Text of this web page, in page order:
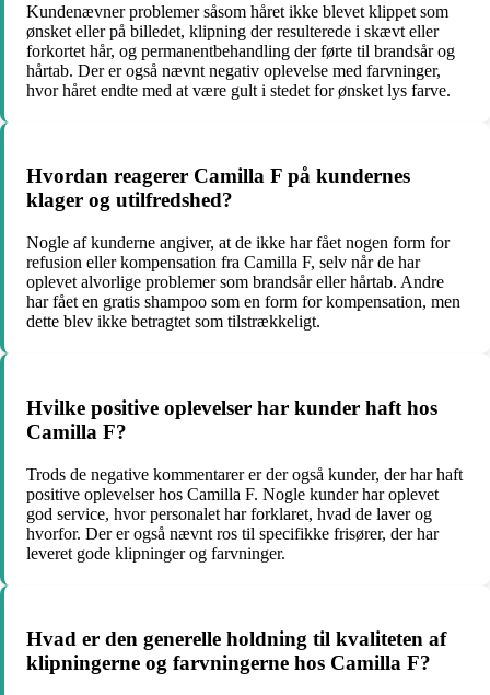
Kundenævner problemer såsom håret ikke blevet klippet som
ønsket eller på billedet, klipning der resulterede i skævt eller
forkortet hår, og permanentbehandling der førte til brandsår og
hårtab. Der er også nævnt negativ oplevelse med farvninger,
hvor håret endte med at være gult i stedet for ønsket lys farve.
Hvordan reagerer Camilla F på kundernes
klager og utilfredshed?
Nogle af kunderne angiver, at de ikke har fået nogen form for
refusion eller kompensation fra Camilla F, selv når de har
oplevet alvorlige problemer som brandsår eller hårtab. Andre
har fået en gratis shampoo som en form for kompensation, men
dette blev ikke betragtet som tilstrækkeligt.
Hvilke positive oplevelser har kunder haft hos
Camilla F?
Trods de negative kommentarer er der også kunder, der har haft
positive oplevelser hos Camilla F. Nogle kunder har oplevet
god service, hvor personalet har forklaret, hvad de laver og
hvorfor. Der er også nævnt ros til specifikke frisører, der har
leveret gode klipninger og farvninger.
Hvad er den generelle holdning til kvaliteten af
klipningerne og farvningerne hos Camilla F?